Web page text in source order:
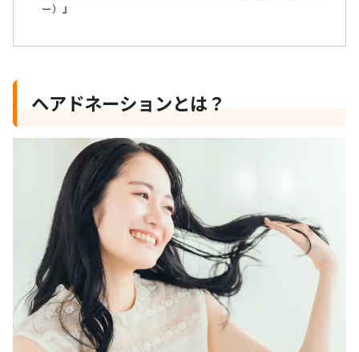
ー）』
ヘアドネーションとは？